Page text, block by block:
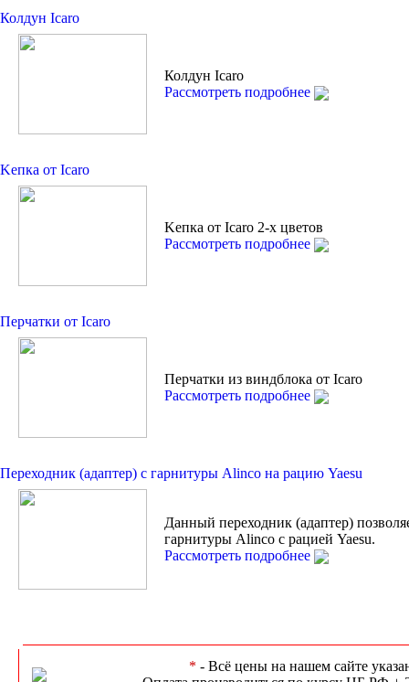
Колдун Icaro
Колдун Icaro
Рассмотреть подробнее
Kепкa от Icaro
Kепкa от Icaro 2-х цветов
Рассмотреть подробнее
Перчатки от Icaro
Перчатки из виндблока от Icaro
Рассмотреть подробнее
Переходник (адаптер) с гарнитуры Alinco на рацию Yaesu
Данный переходник (адаптер)
гарнитуры Alinco с рацией Yaesu.
Рассмотреть подробнее
* - Всё цены на нашем сайте